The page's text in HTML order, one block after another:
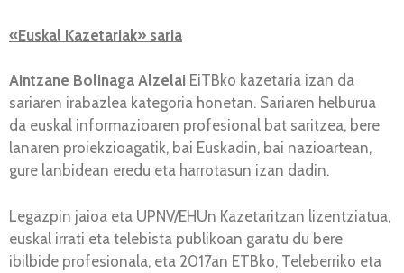
«Euskal Kazetariak» saria
Aintzane Bolinaga Alzelai EiTBko kazetaria izan da
sariaren irabazlea kategoria honetan. Sariaren helburua
da euskal informazioaren profesional bat saritzea, bere
lanaren proiekzioagatik, bai Euskadin, bai nazioartean,
gure lanbidean eredu eta harrotasun izan dadin.
Legazpin jaioa eta UPNV/EHUn Kazetaritzan lizentziatua,
euskal irrati eta telebista publikoan garatu du bere
ibilbide profesionala, eta 2017an ETBko, Teleberriko eta